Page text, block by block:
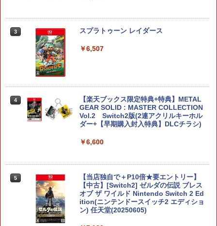
￥9,000
ニンテンドープリペイド番号 5000円|オ
￥10,737
【純正品】DualSense ワイヤレスコン
￥7,681
【純正品】Xbox 充電式バッテリー + US
【純正品】Xbox ワイヤレス コントロー
ラー (カーボンブラック)
￥8,020
3
劇場版「鬼滅の刃」無限城編 第一章 猗
4
劇場版「鬼滅の刃」無限城編 第一章 猗
窩座再来 完全生産限定版 [Blu-ray]
￥8,698
第三章 蛇神 (オリジナル特典:オリジナル
巾着＋メーカー特典:【坤と離】二振りの
剣、十翼より来たる！スタジオ描き下ろ
しイラストボード付) [DVD]
3 スプラトゥーン レイダース
￥6,507
4
【楽天ブックス限定特典+特典】METAL
GEAR SOLID : MASTER COLLECTION
Vol.2 Switch2版(2連アクリルキーホル
ダー+【早期購入封入特典】DLCチラシ)
￥6,600
5
【当店独自で＋P10倍★要エントリー】
【中古】[Switch2] ゼルダの伝説 ブレス
オブ ザ ワイルド Nintendo Switch 2 Ed
ition(ニンテンドースイッチ2 エディショ
ン) 任天堂(20250605)